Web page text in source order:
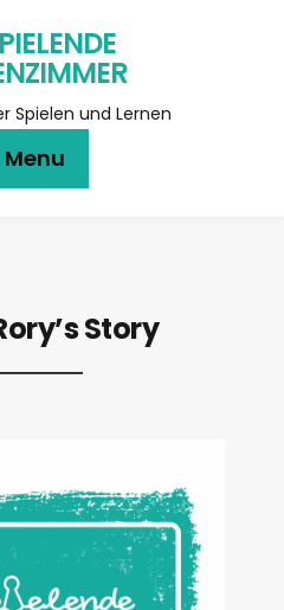
Spielen und Lernen
Menu
Story